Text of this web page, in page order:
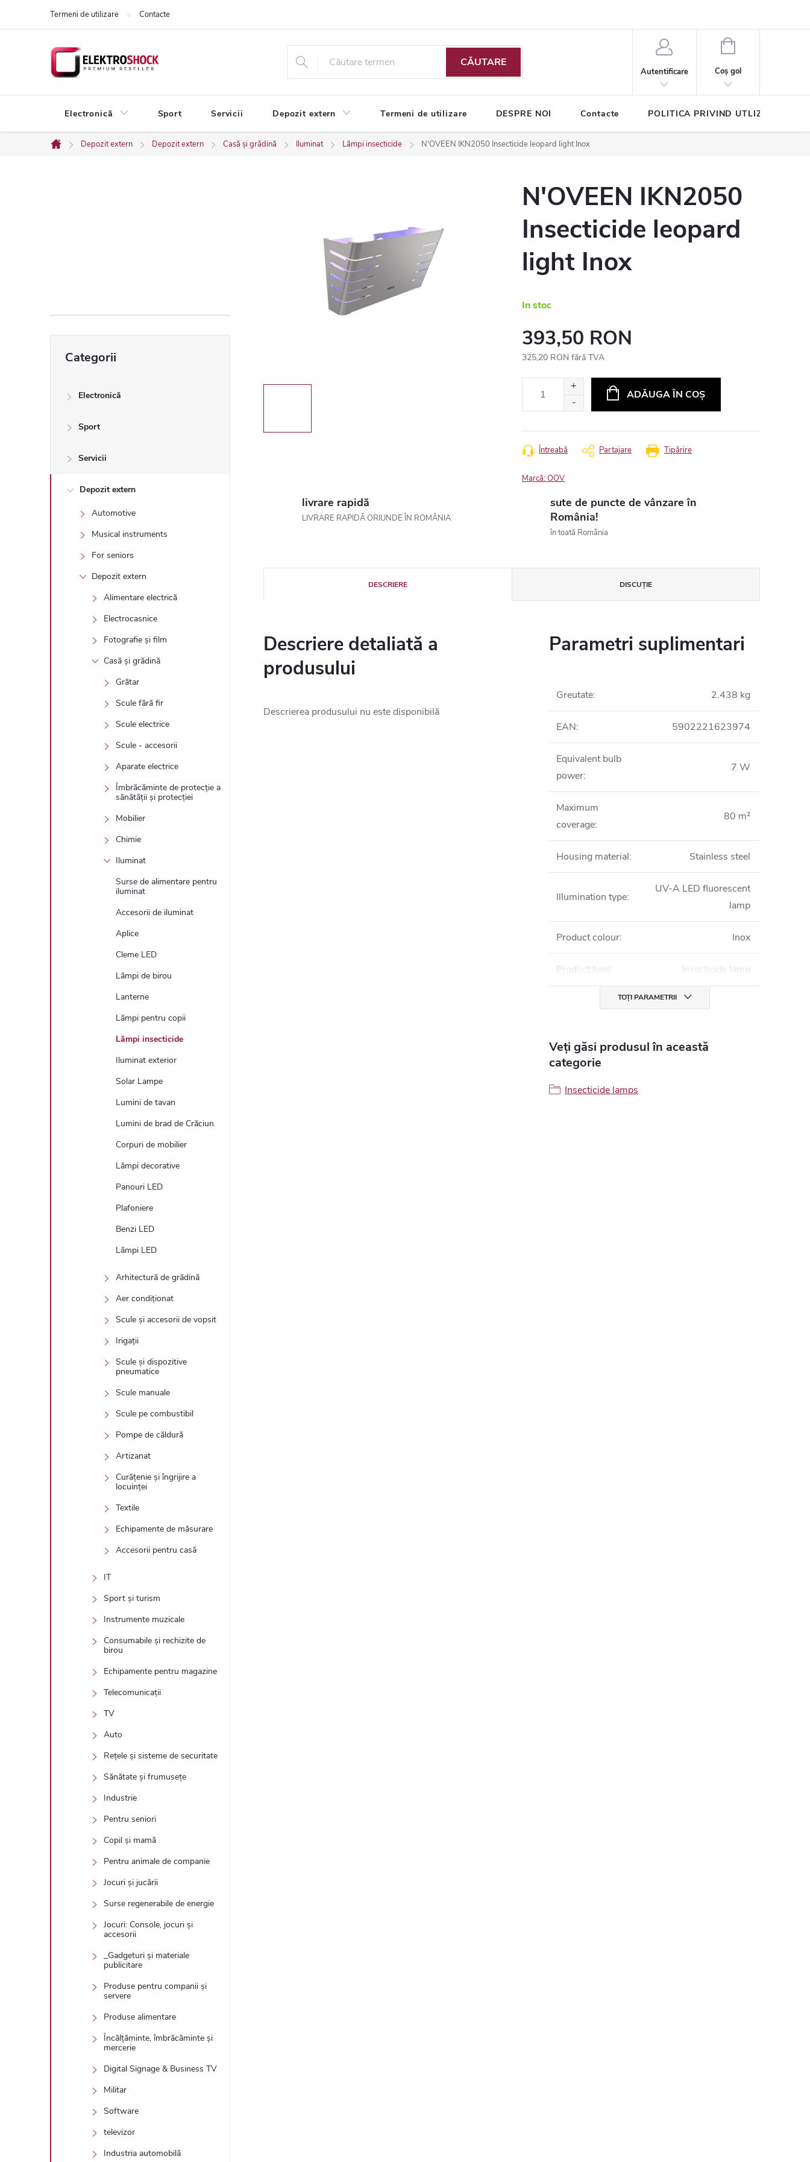
Termeni de utilizare Contacte
CĂUTARE
Autentificare
COŞ
CUMPĂRĂTURI
Coş gol
Electronică Sport Servicii Depozit extern Termeni de utilizare DESPRE NOI Contacte POLITICA PRIVIND UTLIZAREA
Acasă
Depozit extern Depozit extern Casă și grădină Iluminat Lămpi insecticide N'OVEEN IKN2050 Insecticide leopard light Inox
l
a
a
pesteCategorii
Electronică
Sport
Servicii
Depozit extern
Automotive
Musical instruments
For seniors
Depozit extern
Alimentare electrică
Electrocasnice
Fotografie și film
Casă și grădină
Grătar
Scule fără fir
Scule electrice
Scule - accesorii
Aparate electrice
Îmbrăcăminte de protecție a
sănătății și protecției
Mobilier
Chimie
Iluminat
Surse de alimentare pentru
iluminat
Accesorii de iluminat
Aplice
Cleme LED
Lămpi de birou
Lanterne
Lămpi pentru copii
Lămpi insecticide
Iluminat exterior
Solar Lampe
Lumini de tavan
Lumini de brad de Crăciun
Corpuri de mobilier
Lămpi decorative
Panouri LED
Plafoniere
Benzi LED
Lămpi LED
Arhitectură de grădină
Aer condiționat
Scule și accesorii de vopsit
Irigații
Scule și dispozitive
pneumatice
Scule manuale
Scule pe combustibil
Pompe de căldură
Artizanat
Curățenie și îngrijire a
locuinței
Textile
Echipamente de măsurare
Accesorii pentru casă
IT
Sport și turism
Instrumente muzicale
Consumabile și rechizite de
birou
Echipamente pentru magazine
Telecomunicații
TV
Auto
Rețele și sisteme de securitate
Sănătate și frumusețe
Industrie
Pentru seniori
Copil și mamă
Pentru animale de companie
Jocuri și jucării
Surse regenerabile de energie
Jocuri: Console, jocuri și
accesorii
_Gadgeturi și materiale
publicitare
Produse pentru companii și
servere
Produse alimentare
Încălțăminte, îmbrăcăminte și
mercerie
Digital Signage & Business TV
Militar
Software
televizor
Industria automobilă
N'OVEEN IKN2050
Insecticide leopard
light Inox
In stoc
393,50 RON
325,20 RON fără TVA
ADĂUGA ÎN COŞ
Tipărire
Întreabă Partajare
Marcă:OOV
livrare rapidă
LIVRARE RAPIDĂ ORIUNDE ÎN ROMÂNIA
sute de puncte de vânzare în
România!
în toată România
DESCRIERE DISCUŢIE
Descriere detaliată a
produsului
Descrierea produsului nu este disponibilă
Parametri suplimentari
Greutate: 2.438 kg
EAN: 5902221623974
Equivalent bulb
power:
7 W
Maximum
coverage:
80 m²
Housing material: Stainless steel
Illumination type:
UV-A LED fluorescent
lamp
Product colour: Inox
Product type: Insecticide lamp
TOȚI PARAMETRII
Veți găsi produsul în această
categorie
Insecticide lamps